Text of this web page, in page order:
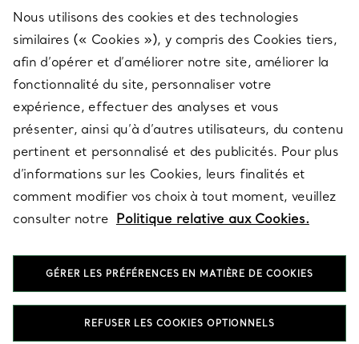
SERVICES
À PROPOS
QUESTIONS LÉGALES
SUIVEZ-NOUS
Nous utilisons des cookies et des technologies
similaires (« Cookies »), y compris des Cookies tiers,
afin d’opérer et d’améliorer notre site, améliorer la
fonctionnalité du site, personnaliser votre
expérience, effectuer des analyses et vous
présenter, ainsi qu’à d’autres utilisateurs, du contenu
pertinent et personnalisé et des publicités. Pour plus
d’informations sur les Cookies, leurs finalités et
comment modifier vos choix à tout moment, veuillez
consulter notre Politique relative aux Cookies.
GÉRER LES PRÉFÉRENCES EN MATIÈRE DE COOKIES
REFUSER LES COOKIES OPTIONNELS